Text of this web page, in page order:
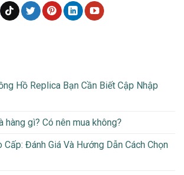
Hồ Replica Bạn Cần Biết Cập Nhập
hàng gì? Có nên mua không?
Đánh Giá Và Hướng Dẫn Cách Chọn